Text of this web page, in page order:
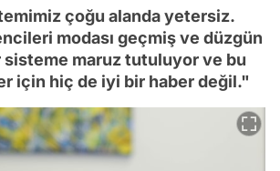
çoğu alanda yetersiz.
modası geçmiş ve düzgün
sisteme maruz tutuluyor ve bu
için hiç de iyi bir haber değil."